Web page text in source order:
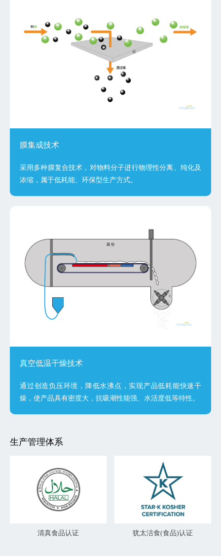
膜集成技术
采用多种膜复合技术，对物料分子进行物理性分离、纯化及
浓缩，属于低耗能、环保型生产方式。
真空低温干燥技术
通过创造负压环境，降低水沸点，实现产品低耗能快速干
燥，使产品具有密度大，抗吸潮性能强、水活度低等特性。
生产管理体系
清真食品认证 犹太洁食(食品)认证